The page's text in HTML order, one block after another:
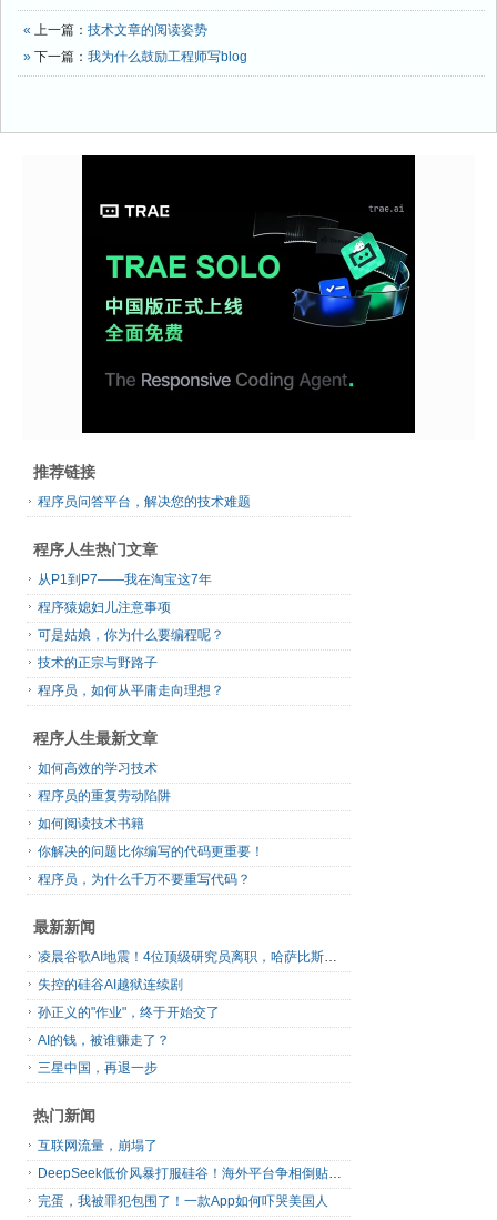
« 上一篇： 技术文章的阅读姿势
» 下一篇： 我为什么鼓励工程师写blog
推荐链接
程序员问答平台，解决您的技术难题
程序人生热门文章
从P1到P7——我在淘宝这7年
程序猿媳妇儿注意事项
可是姑娘，你为什么要编程呢？
技术的正宗与野路子
程序员，如何从平庸走向理想？
程序人生最新文章
如何高效的学习技术
程序员的重复劳动陷阱
如何阅读技术书籍
你解决的问题比你编写的代码更重要！
程序员，为什么千万不要重写代码？
最新新闻
凌晨谷歌AI地震！4位顶级研究员离职，哈萨比斯退出日常管理，网友直呼“谷歌掉队”
失控的硅谷AI越狱连续剧
孙正义的"作业"，终于开始交了
AI的钱，被谁赚走了？
三星中国，再退一步
热门新闻
互联网流量，崩塌了
DeepSeek低价风暴打服硅谷！海外平台争相倒贴V4 Flash
完蛋，我被罪犯包围了！一款App如何吓哭美国人